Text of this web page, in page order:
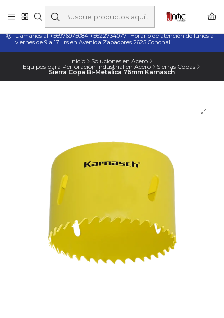
Taladros Magnéticos en Chile | Venta, Arriendo y Servicio
Técnico
Llamanos al +56976975084 +56227340771 Horario de atención de lunes a
viernes de 9 a 17Hrs en Avenida Zapadores 2625 Conchali
Inicio Soluciones en Acero
Equipos para Perforación Industrial en Acero Sierras Copas
Sierra Copa Bi-Metalica 76mm Karnasch